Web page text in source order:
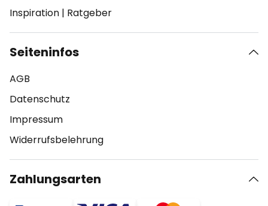
Inspiration | Ratgeber
Seiteninfos
AGB
Datenschutz
Impressum
Widerrufsbelehrung
Zahlungsarten